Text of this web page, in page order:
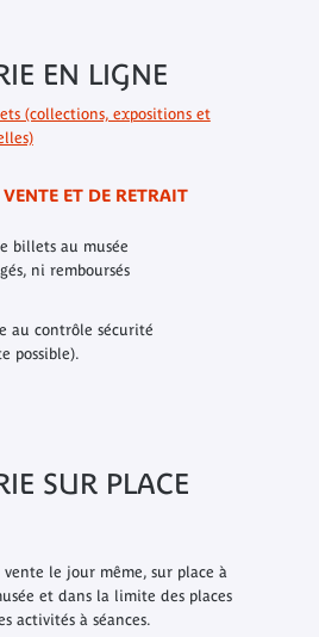
EN LIGNE
(collections, expositions et
ET DE RETRAIT
billets au musée
ni remboursés
au contrôle sécurité
possible).
SUR PLACE
le jour même, sur place à
et dans la limite des places
activités à séances.